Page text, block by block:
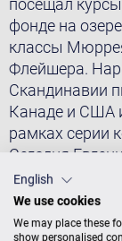
посещал
фонде на
классы
Флейшера.
Скандинавии
Канаде и США
рамках серии
Сегодня
свою
English
We use cookies
We may place these
show personalised